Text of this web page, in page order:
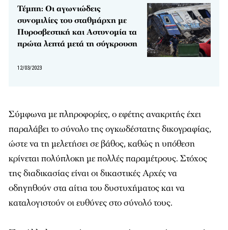
Τέμπη: Οι αγωνιώδεις
συνομιλίες του σταθμάρχη με
Πυροσβεστική και Αστυνομία τα
πρώτα λεπτά μετά τη σύγκρουση
12/03/2023
Σύμφωνα με πληροφορίες, ο εφέτης ανακριτής έχει
παραλάβει το σύνολο της ογκωδέστατης δικογραφίας,
ώστε να τη μελετήσει σε βάθος, καθώς η υπόθεση
κρίνεται πολύπλοκη με πολλές παραμέτρους. Στόχος
της διαδικασίας είναι οι δικαστικές Αρχές να
οδηγηθούν στα αίτια του δυστυχήματος και να
καταλογιστούν οι ευθύνες στο σύνολό τους.